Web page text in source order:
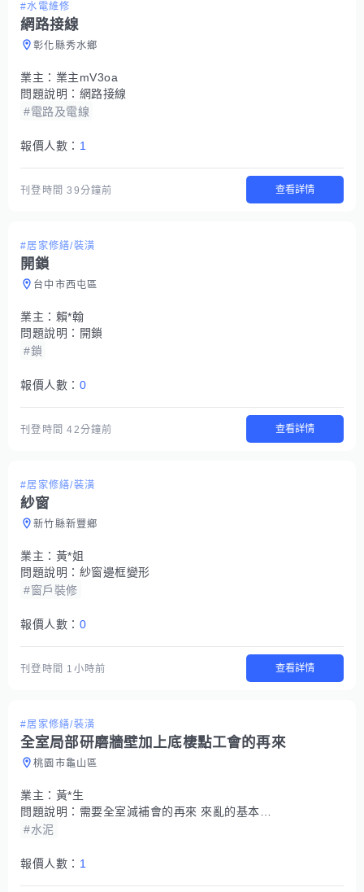
#水電維修
網路接線
彰化縣秀水鄉
業主： 業主mV3oa
問題說明： 網路接線
#電路及電線
報價人數： 1
刊登時間39分鐘前 查看詳情
#居家修繕/裝潢
開鎖
台中市西屯區
業主： 賴*翰
問題說明： 開鎖
#鎖
報價人數： 0
刊登時間42分鐘前 查看詳情
#居家修繕/裝潢
紗窗
新竹縣新豐鄉
業主： 黃*姐
問題說明： 紗窗邊框變形
#窗戶裝修
報價人數： 0
刊登時間 1小時前 查看詳情
#居家修繕/裝潢
全室局部研磨牆壁加上底棲點工會的再來
桃園市龜山區
業主： 黃*生
問題說明： 需要全室減補會的再來 來亂的基本不會給錢由於是公寓不能動機台只能用手空研磨
#水泥
報價人數： 1